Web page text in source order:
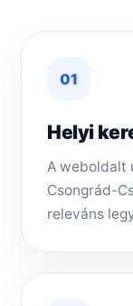
01
Helyi
A weboldalt
Csongrád-
releváns